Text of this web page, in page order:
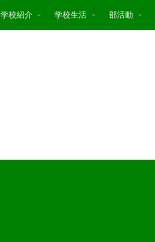
学校紹介 学校生活 部活動